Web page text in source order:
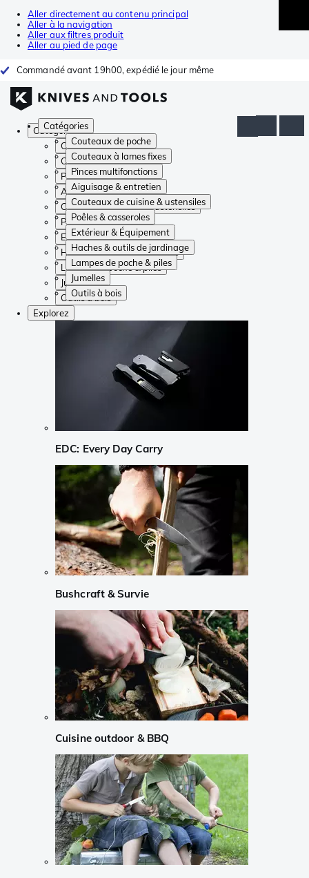
Aller directement au contenu principal
Aller à la navigation
Aller aux filtres produit
Aller au pied de page
Commandé avant 19h00, expédié le jour même
Catégories
Couteaux de poche
Couteaux à lames fixes
Pinces multifonctions
Aiguisage & entretien
Couteaux de cuisine & ustensiles
Poêles & casseroles
Extérieur & Équipement
Haches & outils de jardinage
Lampes de poche & piles
Jumelles
Outils à bois
Catégories
Couteaux de poche
Couteaux à lames fixes
Pinces multifonctions
Aiguisage & entretien
Couteaux de cuisine & ustensiles
Poêles & casseroles
Extérieur & Équipement
Haches & outils de jardinage
Lampes de poche & piles
Jumelles
Outils à bois
Explorez
EDC: Every Day Carry
Bushcraft & Survie
Cuisine outdoor & BBQ